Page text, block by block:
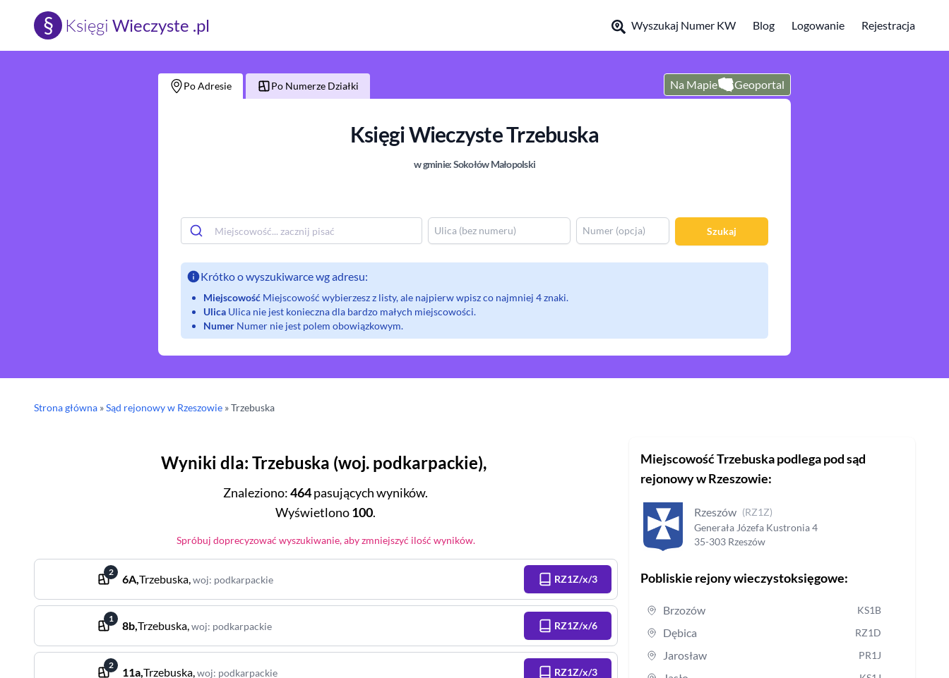
§ Księgi Wieczyste .pl Wyszukaj Numer KW Blog Logowanie Rejestracja
Po Adresie Po Numerze Działki Na Mapie Geoportal
Księgi WieczysteTrzebuska
w gminie:Sokołów Małopolski
Szukaj
Krótko o wyszukiwarce wg adresu:
Miejscowość Miejscowość wybierzesz z listy, ale najpierw wpisz co najmniej 4 znaki.
Ulica Ulica nie jest konieczna dla bardzo małych miejscowości.
Numer Numer nie jest polem obowiązkowym.
Strona główna »Sąd rejonowyw Rzeszowie »Trzebuska
Wyniki dla:Trzebuska (woj. podkarpackie),
Znaleziono:464pasujących wyników.
Wyświetlono100.
Spróbuj doprecyzować wyszukiwanie, aby zmniejszyć ilość wyników.
2
6A,Trzebuska,woj: podkarpackie RZ1Z/x/3
1
8b,Trzebuska,woj: podkarpackie RZ1Z/x/6
2
11a,Trzebuska,woj: podkarpackie RZ1Z/x/3
MiejscowośćTrzebuskapodlega pod sąd
rejonowyw Rzeszowie:
Rzeszów (RZ1Z)
Generała Józefa Kustronia4
35-303 Rzeszów
Pobliskie rejony wieczystoksięgowe:
Brzozów KS1B
Dębica RZ1D
Jarosław PR1J